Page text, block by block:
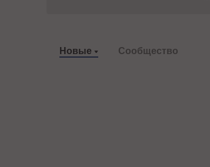
Новые Сообщество